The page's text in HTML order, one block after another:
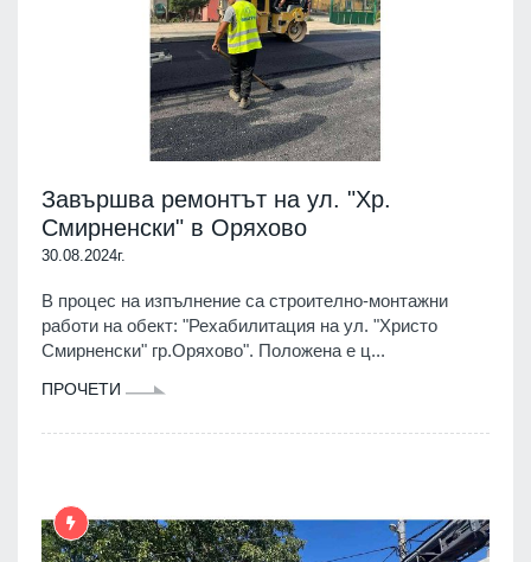
Завършва ремонтът на ул. "Хр.
Смирненски" в Оряхово
30.08.2024г.
В процес на изпълнение са строително-монтажни
работи на обект: "Рехабилитация на ул. "Христо
Смирненски" гр.Оряхово". Положена е ц...
ПРОЧЕТИ